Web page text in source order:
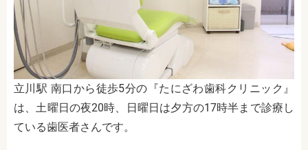
立川駅 南口から徒歩5分の『たにざわ歯科クリニック』
は、土曜日の夜20時、日曜日は夕方の17時半まで診療し
ている歯医者さんです。